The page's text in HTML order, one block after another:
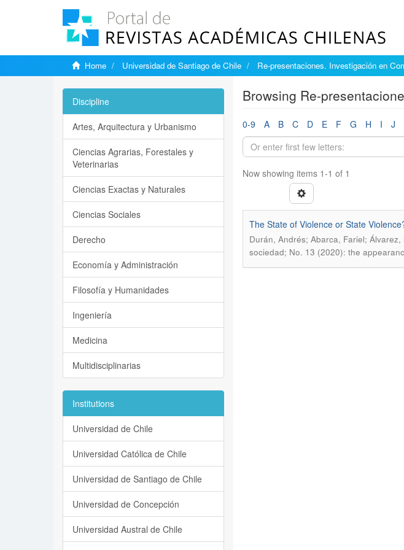
Home Universidad de Santiago de Chile Re-presentaciones. Investigación en
Browsing Re-
0-9 A B C D E F G H I J
Now showing items 1-1 of 1
The State of Violence or State
Durán, Andrés; Abarca, Fariel;
sociedad; No. 13 (2020): the
Discipline
Artes, Arquitectura y Urbanismo
Ciencias Agrarias, Forestales y
Veterinarias
Ciencias Exactas y Naturales
Ciencias Sociales
Derecho
Economía y Administración
Filosofía y Humanidades
Ingeniería
Medicina
Multidisciplinarias
Institutions
Universidad de Chile
Universidad Católica de Chile
Universidad de Santiago de Chile
Universidad de Concepción
Universidad Austral de Chile